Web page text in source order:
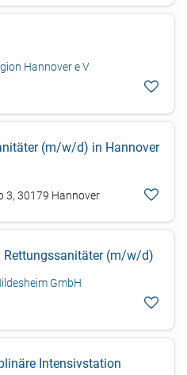
Hannover e V
(m/w/d) in Hannover
3, 30179 Hannover
Rettungssanitäter (m/w/d)
GmbH
Intensivstation